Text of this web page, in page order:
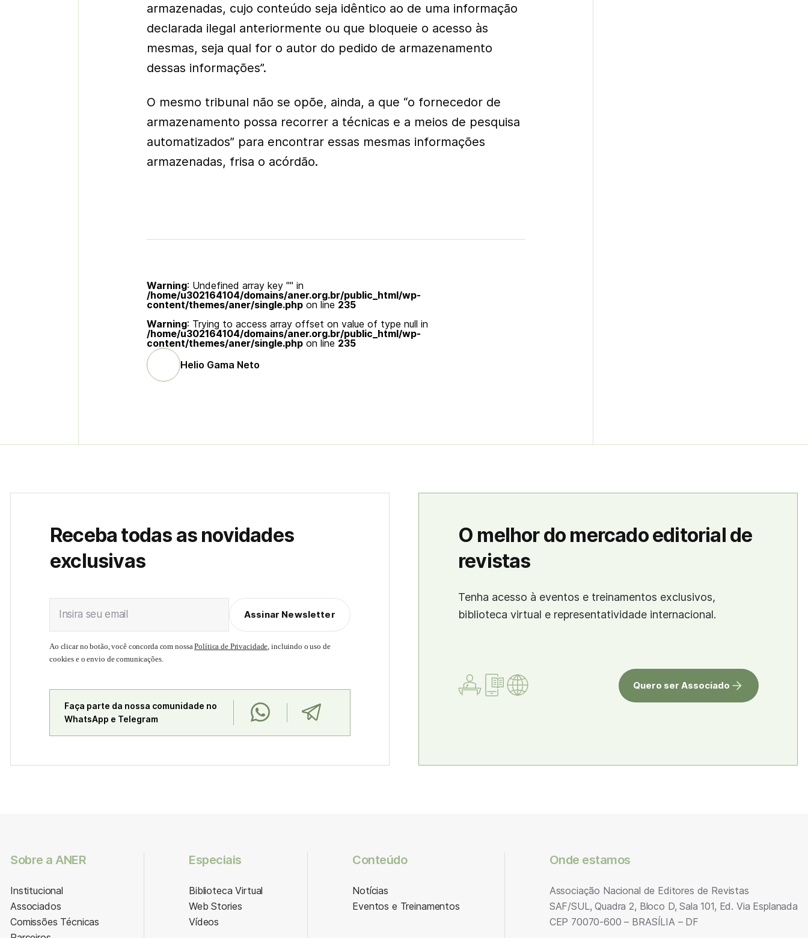
armazenadas, cujo conteúdo seja idêntico ao de uma informação
declarada ilegal anteriormente ou que bloqueie o acesso às
mesmas, seja qual for o autor do pedido de armazenamento
dessas informações”.
O mesmo tribunal não se opõe, ainda, a que “o fornecedor de
armazenamento possa recorrer a técnicas e a meios de pesquisa
automatizados” para encontrar essas mesmas informações
armazenadas, frisa o acórdão.
Warning: Undefined array key "" in
/home/u302164104/domains/aner.org.br/public_html/wp-
content/themes/aner/single.php on line 235
Warning: Trying to access array offset on value of type null in
/home/u302164104/domains/aner.org.br/public_html/wp-
content/themes/aner/single.php on line 235
Helio Gama Neto
Receba todas as novidades
exclusivas
Insira seu email Assinar Newsletter
Ao clicar no botão, você concorda com nossaPolítica de Privacidade, incluindo o uso de
cookies e o envio de comunicações.
Faça parte da nossa comunidade no
WhatsApp e Telegram
O melhor do mercado editorial de
revistas
Tenha acesso à eventos e treinamentos exclusivos,
biblioteca virtual e representatividade internacional.
Quero ser Associado
Sobre a ANER
Institucional
Associados
Comissões Técnicas
Especiais
Biblioteca Virtual
Web Stories
Vídeos
Conteúdo
Notícias
Eventos e Treinamentos
Onde estamos
Associação Nacional de Editores de Revistas
SAF/SUL, Quadra 2, Bloco D, Sala 101, Ed. Via Esplanada
CEP 70070-600 – BRASÍLIA – DF